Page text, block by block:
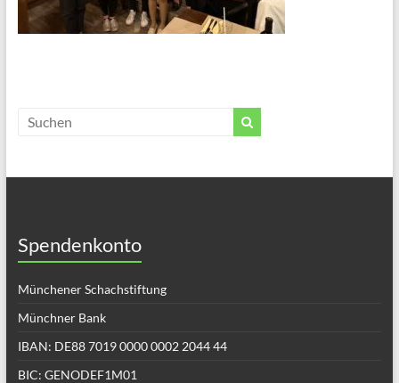
Spendenkonto
Münchener Schachstiftung
Münchner Bank
IBAN: DE88 7019 0000 0002 2044 44
BIC: GENODEF1M01